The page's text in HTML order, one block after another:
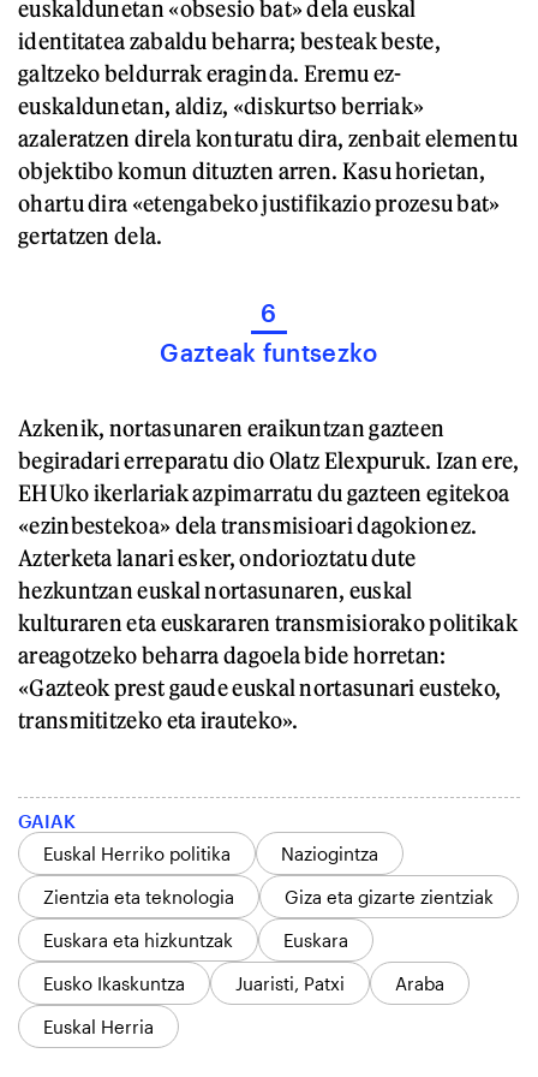
euskaldunetan «obsesio bat» dela euskal
identitatea zabaldu beharra; besteak beste,
galtzeko beldurrak eraginda. Eremu ez-
euskaldunetan, aldiz, «diskurtso berriak»
azaleratzen direla konturatu dira, zenbait elementu
objektibo komun dituzten arren. Kasu horietan,
ohartu dira «etengabeko justifikazio prozesu bat»
gertatzen dela.
6
Gazteak funtsezko
Azkenik, nortasunaren eraikuntzan gazteen
begiradari erreparatu dio Olatz Elexpuruk. Izan ere,
EHUko ikerlariak azpimarratu du gazteen egitekoa
«ezinbestekoa» dela transmisioari dagokionez.
Azterketa lanari esker, ondorioztatu dute
hezkuntzan euskal nortasunaren, euskal
kulturaren eta euskararen transmisiorako politikak
areagotzeko beharra dagoela bide horretan:
«Gazteok prest gaude euskal nortasunari eusteko,
transmititzeko eta irauteko».
GAIAK
Euskal Herriko politika
Naziogintza
Zientzia eta teknologia
Giza eta gizarte zientziak
Euskara eta hizkuntzak
Euskara
Eusko Ikaskuntza
Juaristi, Patxi
Araba
Euskal Herria